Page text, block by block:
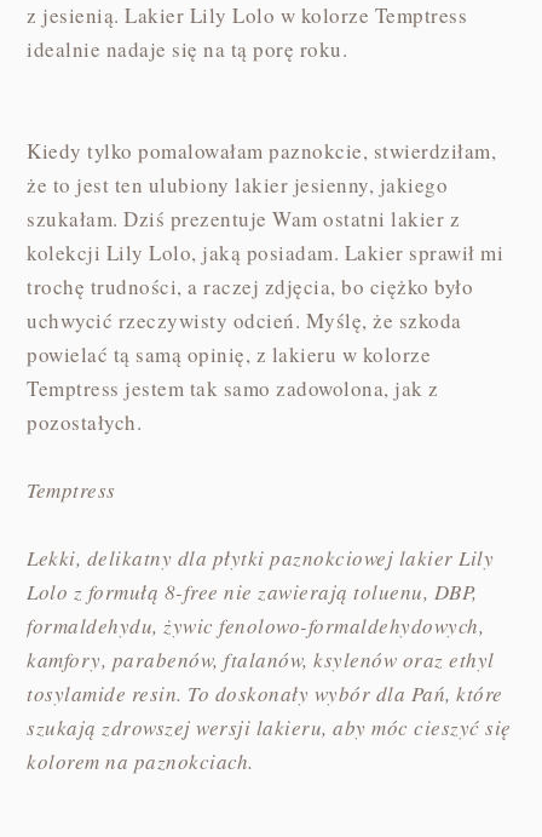
z jesienią. Lakier Lily Lolo w kolorze Temptress
idealnie nadaje się na tą porę roku.
Kiedy tylko pomalowałam paznokcie, stwierdziłam,
że to jest ten ulubiony lakier jesienny, jakiego
szukałam. Dziś prezentuje Wam ostatni lakier z
kolekcji Lily Lolo, jaką posiadam. Lakier sprawił mi
trochę trudności, a raczej zdjęcia, bo ciężko było
uchwycić rzeczywisty odcień. Myślę, że szkoda
powielać tą samą opinię, z lakieru w kolorze
Temptress jestem tak samo zadowolona, jak z
pozostałych.
Temptress
Lekki, delikatny dla płytki paznokciowej lakier Lily
Lolo z formułą 8-free nie zawierają toluenu, DBP,
formaldehydu, żywic fenolowo-formaldehydowych,
kamfory, parabenów, ftalanów, ksylenów oraz ethyl
tosylamide resin. To doskonały wybór dla Pań, które
szukają zdrowszej wersji lakieru, aby móc cieszyć się
kolorem na paznokciach.